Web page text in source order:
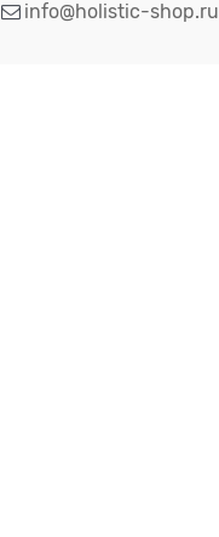
info@holistic-shop.ru